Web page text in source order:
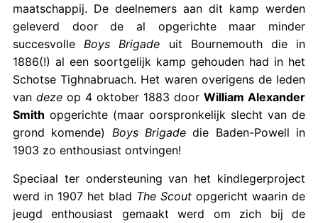
maatschappij. De deelnemers aan dit kamp werden
geleverd door de al opgerichte maar minder
succesvolle Boys Brigade uit Bournemouth die in
1886(!) al een soortgelijk kamp gehouden had in het
Schotse Tighnabruach. Het waren overigens de leden
van deze op 4 oktober 1883 doorWilliam Alexander
Smith opgerichte (maar oorspronkelijk slecht van de
grond komende) Boys Brigade die Baden-Powell in
1903 zo enthousiast ontvingen!
Speciaal ter ondersteuning van het kindlegerproject
werd in 1907 het blad The Scout opgericht waarin de
jeugd enthousiast gemaakt werd om zich bij de